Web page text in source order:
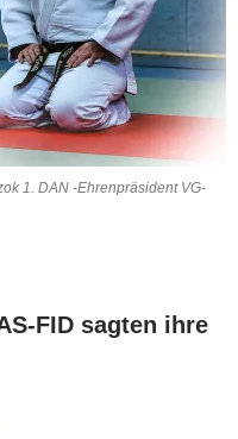
1. DAN -Ehrenpräsident VG-
FID sagten ihre